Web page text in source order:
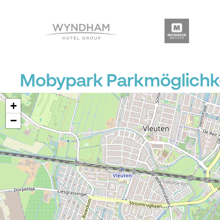
Mobypark
+
−